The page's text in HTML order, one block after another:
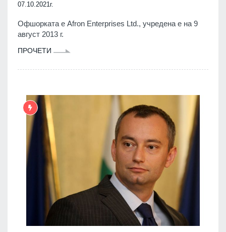
07.10.2021г.
Офшорката е Afron Enterprises Ltd., учредена е на 9
август 2013 г.
ПРОЧЕТИ